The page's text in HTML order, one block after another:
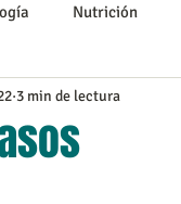
Nutrición
3 min de lectura